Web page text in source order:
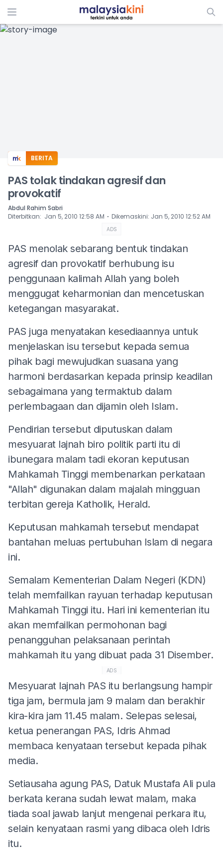
ADS
BERITA
PAS tolak tindakan agresif dan
provokatif
Abdul Rahim Sabri
Diterbitkan: Jan 5, 2010 12:58 AM ⋅ Dikemaskini: Jan 5, 2010 12:52 AM
ADS
PAS menolak sebarang bentuk tindakan
agresif dan provokatif berhubung isu
penggunaan kalimah Allah yang boleh
menggugat keharmonian dan mencetuskan
ketegangan masyarakat.
PAS juga menyatakan kesediaannya untuk
menjelaskan isu tersebut kepada semua
pihak bagi mewujudkan suasana yang
harmoni berdasarkan kepada prinsip keadilan
sebagaimana yang termaktub dalam
perlembagaan dan dijamin oleh Islam.
Pendirian tersebut diputuskan dalam
mesyuarat lajnah biro politik parti itu di
ibunegara malam tadi ekoran keputusan
Mahkamah Tinggi membenarkan perkataan
"Allah" digunakan dalam majalah mingguan
terbitan gereja Katholik, Herald.
Keputusan mahkamah tersebut mendapat
bantahan meluas pertubuhan Islam di negara
ini.
Semalam Kementerian Dalam Negeri (KDN)
telah memfailkan rayuan terhadap keputusan
Mahkamah Tinggi itu. Hari ini kementerian itu
akan memfailkan permohonan bagi
penangguhan pelaksanaan perintah
mahkamah itu yang dibuat pada 31 Disember.
ADS
Mesyuarat lajnah PAS itu berlangsung hampir
tiga jam, bermula jam 9 malam dan berakhir
kira-kira jam 11.45 malam. Selepas selesai,
ketua penerangan PAS, Idris Ahmad
membaca kenyataan tersebut kepada pihak
media.
Setiausaha agung PAS, Datuk Mustafa Ali pula
berkata kerana sudah lewat malam, maka
tiada soal jawab lanjut mengenai perkara itu,
selain kenyataan rasmi yang dibaca oleh Idris
itu.